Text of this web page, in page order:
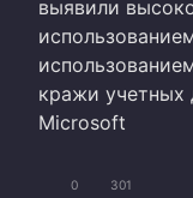
выявили
кражи учетных
Microsoft
0 301